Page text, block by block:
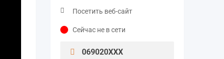
Посетить веб-сайт
Сейчас не в сети
069020XXX